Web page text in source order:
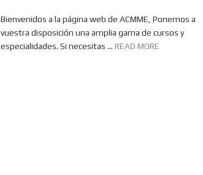
Bienvenidos a la página web de ACMME, Ponemos a
vuestra disposición una amplia gama de cursos y
especialidades. Si necesitas ... READ MORE